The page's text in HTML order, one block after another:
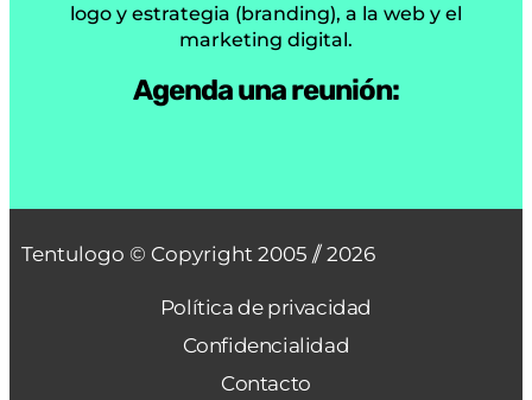
logo y estrategia (branding), a la web y el
marketing digital.
Agenda una reunión:
Tentulogo © Copyright 2005 // 2026
Política de privacidad
Confidencialidad
Contacto